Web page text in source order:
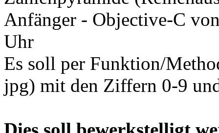
Anfänger - Objective-C
Uhr
Es soll per Funktion/
jpg) mit den Ziffern 0-9